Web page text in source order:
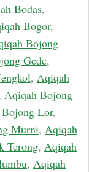
Bodas,
Bogor,
Bojong
Gede,
, Aqiqah
Aqiqah Bojong
Lor,
Murni, Aqiqah
Terong, Aqiqah
, Aqiqah